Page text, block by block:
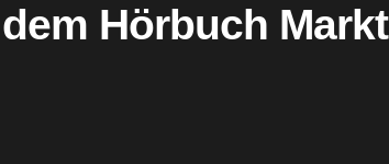
Hörbuch Markt